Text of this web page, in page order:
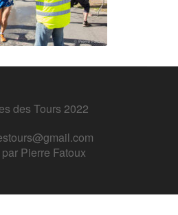
des Tours 2022
Pierre Fatoux